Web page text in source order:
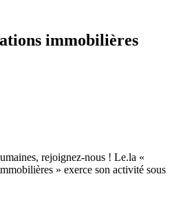
immobilières
rejoignez-nous ! Le.la «
» exerce son activité sous